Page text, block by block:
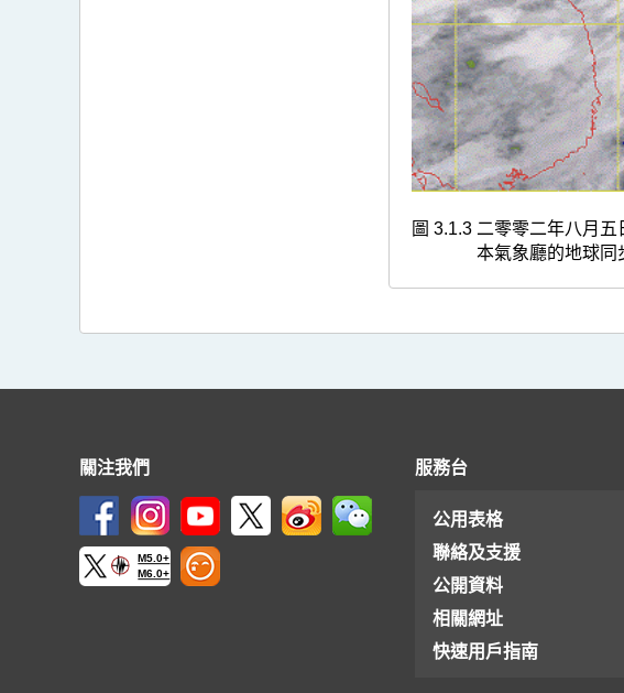
圖 3.1.3 二零零二年八月五
本氣象廳的地球同
關注我們
M5.0+
M6.0+
服務台
公用表格
聯絡及支援
公開資料
相關網址
快速用戶指南